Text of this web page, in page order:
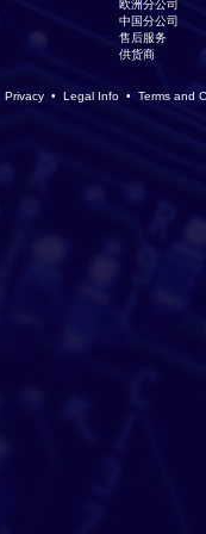
欧洲分公司
中国分公司
售后服务
供货商
Privacy • Legal Info • Terms and